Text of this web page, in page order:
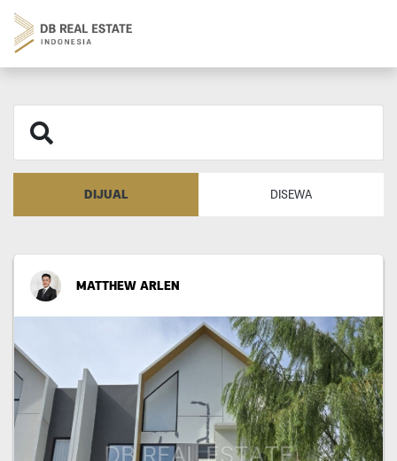
DIJUAL DISEWA
MATTHEW ARLEN